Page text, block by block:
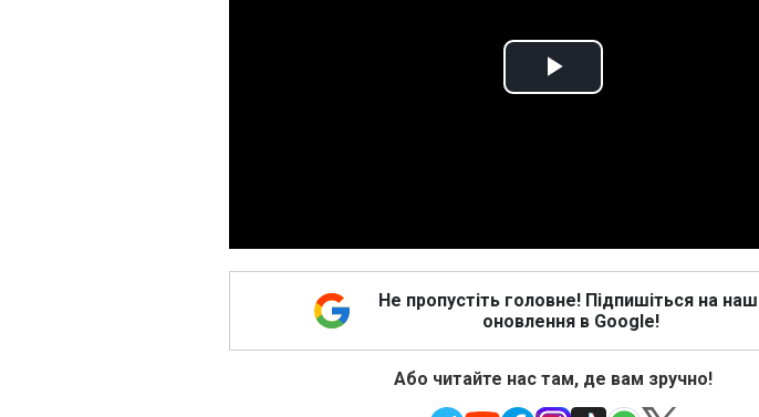
Play
Не пропустіть головне! Підпишіться на
оновлення в Google!
Або читайте нас там, де вам зручно!